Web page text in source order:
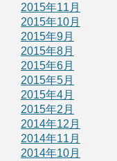
2015年11月
2015年10月
2015年9月
2015年8月
2015年6月
2015年5月
2015年4月
2015年2月
2014年12月
2014年11月
2014年10月